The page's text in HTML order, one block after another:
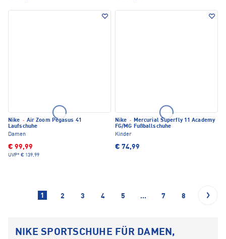
Nike · Air Zoom Pegasus 41
Laufschuhe
Damen
€ 99,99
UVP* € 139,99
Nike · Mercurial Superfly 11 Academy
FG/MG Fußballschuhe
Kinder
€ 74,99
1 2 3 4 5 ... 7 8
NIKE SPORTSCHUHE FÜR DAMEN,